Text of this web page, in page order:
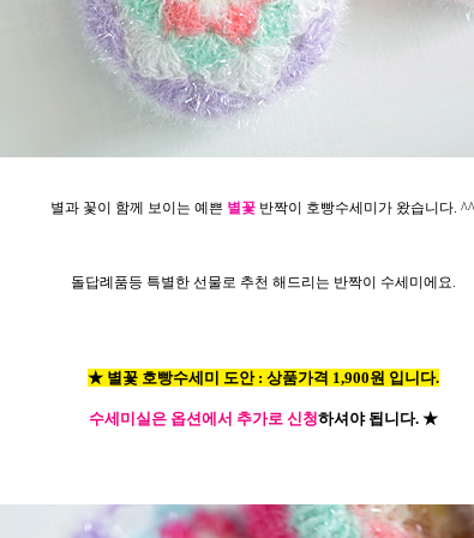
별과 꽃이 함께 보이는 예쁜 별꽃 반짝이 호빵수세미가 왔습니다. ^^
돌답례품등 특별한 선물로 추천 해드리는 반짝이 수세미에요.
★ 별꽃 호빵수세미 도안 : 상품가격 1,900원 입니다.
수세미실은 옵션에서 추가로 신청하셔야 됩니다. ★